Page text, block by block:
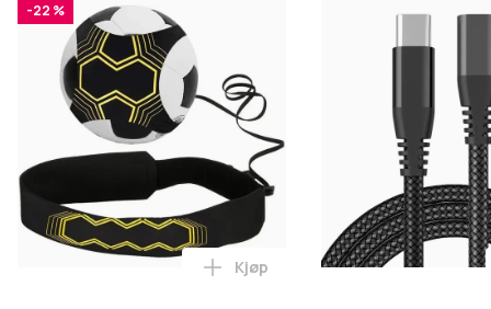
-22 %
Legg Elastisk treningsstrikk for
Kjøp